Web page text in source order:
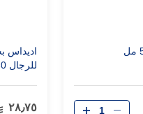
الكمية
اديداس
للرجال 150 مل
٢٨٫٧٥